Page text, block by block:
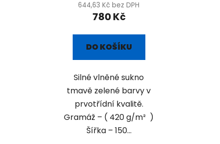
644,63 Kč bez DPH
780 Kč
DO KOŠÍKU
Silné vlněné sukno
tmavě zelené barvy v
prvotřídní kvalitě.
Gramáž – ( 420 g/m² )
Šířka – 150...